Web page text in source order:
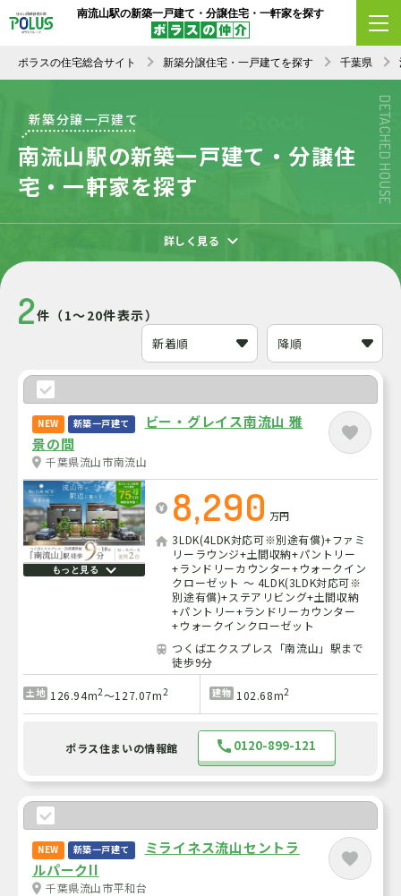
南流山駅の新築一戸建て・分譲住宅・一軒家を探す
ポラスの住宅総合サイト 新築分譲住宅・一戸建てを探す 千葉県
DETACHED HOUSE
新築分譲一戸建て
南流山駅の新築一戸建て・分譲住
宅・一軒家を探す
詳しく見る
2件（1～20件表示）
NEW 新築一戸建て
ビー・グレイス南流山 雅
景の間
千葉県流山市南流山
もっと見る
8,290 万円
3LDK(4LDK対応可※別途有償)+ファミ
リーラウンジ+土間収納+パントリー
+ランドリーカウンター+ウォークイン
クローゼット ～ 4LDK(3LDK対応可※
別途有償)+ステアリビング+土間収納
+パントリー+ランドリーカウンター
+ウォークインクローゼット
つくばエクスプレス「南流山」駅まで
徒歩9分
土地 126.94m2～127.07m2 建物 102.68m2
ポラス住まいの情報館 0120-899-121
NEW 新築一戸建て
ミライネス流山セントラ
ルパークII
千葉県流山市平和台
エリア変更 条件変更